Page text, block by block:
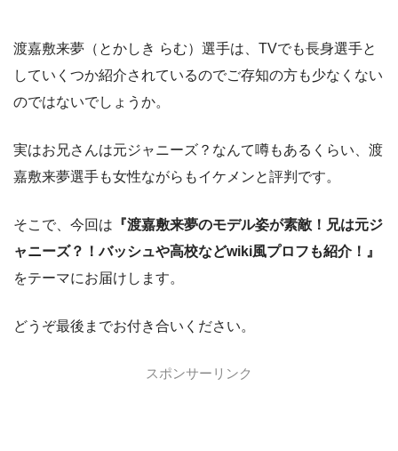
渡嘉敷来夢（とかしき らむ）選手は、TVでも長身選手と
していくつか紹介されているのでご存知の方も少なくない
のではないでしょうか。
実はお兄さんは元ジャニーズ？なんて噂もあるくらい、渡
嘉敷来夢選手も女性ながらもイケメンと評判です。
そこで、今回は 『渡嘉敷来夢のモデル姿が素敵！兄は元ジ
ャニーズ？！バッシュや高校などwiki風プロフも紹介！』
をテーマにお届けします。
どうぞ最後までお付き合いください。
スポンサーリンク